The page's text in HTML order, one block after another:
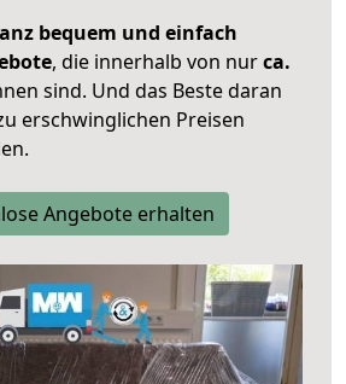
bequem und einfach
, die innerhalb von nurca.
sind. Und das Beste daran
erschwinglichen Preisen
Angebote erhalten